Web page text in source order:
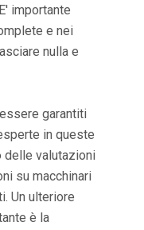
importante
e nei
nulla e
garantiti
in queste
delle valutazioni
su macchinari
Un ulteriore
è la